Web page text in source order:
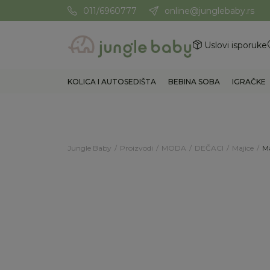
011/6960777 online@junglebaby.rs
Potrebna Vam je pomoć?
Uslovi isporuke
KOLICA I AUTOSEDIŠTA BEBINA SOBA IGRAČKE
Jungle Baby Proizvodi MODA DEČACI Majice